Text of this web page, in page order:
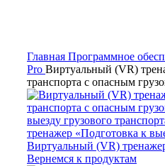
Главная Программное
Pro Виртуальный (VR)
транспорта с опасным
Виртуальный (VR)
Вернемся к продуктам